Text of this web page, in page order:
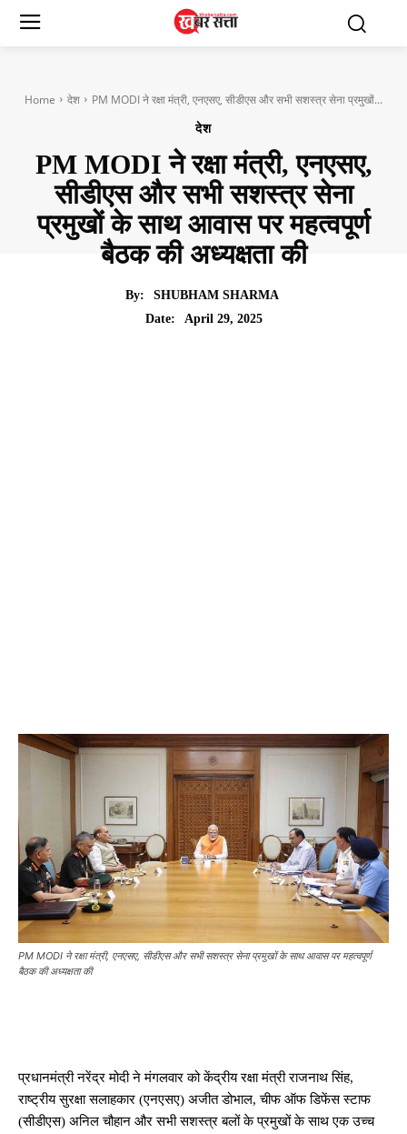
Home देश PM MODI ने रक्षा मंत्री, एनएसए, सीडीएस और सभी सशस्त्र सेना प्रमुखों...
देश
PM MODI ने रक्षा मंत्री, एनएसए,
सीडीएस और सभी सशस्त्र सेना
प्रमुखों के साथ आवास पर महत्वपूर्ण
बैठक की अध्यक्षता की
By:
SHUBHAM SHARMA
Date:
April 29, 2025
PM MODI ने रक्षा मंत्री, एनएसए, सीडीएस और सभी सशस्त्र सेना प्रमुखों के साथ आवास पर महत्वपूर्ण
बैठक की अध्यक्षता की
प्रधानमंत्री नरेंद्र मोदी ने मंगलवार को केंद्रीय रक्षा मंत्री राजनाथ सिंह,
राष्ट्रीय सुरक्षा सलाहकार (एनएसए) अजीत डोभाल, चीफ ऑफ डिफेंस स्टाफ
(सीडीएस) अनिल चौहान और सभी सशस्त्र बलों के प्रमुखों के साथ एक उच्च